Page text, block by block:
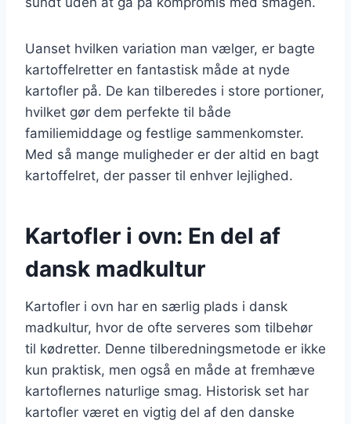
Uanset hvilken variation man vælger, er bagte
kartoffelretter en fantastisk måde at nyde
kartofler på. De kan tilberedes i store portioner,
hvilket gør dem perfekte til både
familiemiddage og festlige sammenkomster.
Med så mange muligheder er der altid en bagt
kartoffelret, der passer til enhver lejlighed.
Kartofler i ovn: En del af
dansk madkultur
Kartofler i ovn har en særlig plads i dansk
madkultur, hvor de ofte serveres som tilbehør
til kødretter. Denne tilberedningsmetode er ikke
kun praktisk, men også en måde at fremhæve
kartoflernes naturlige smag. Historisk set har
kartofler været en vigtig del af den danske